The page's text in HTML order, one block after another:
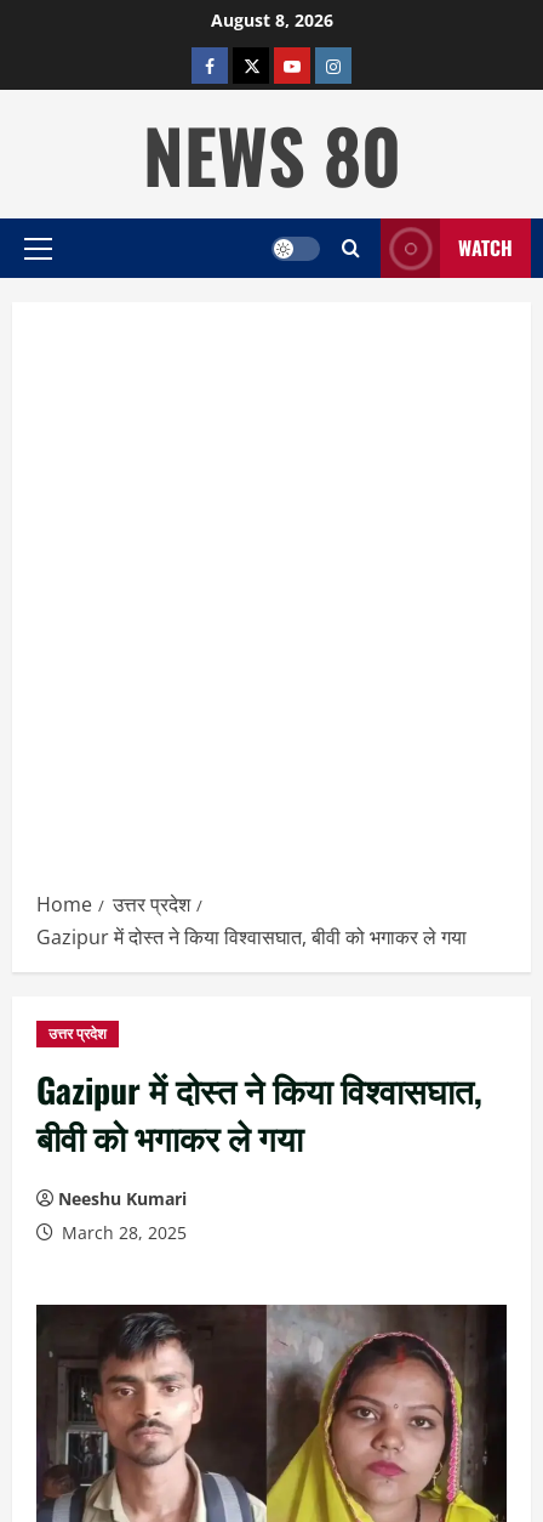
August 8, 2026
facebooktwitterYOUTUBE
instagram
NEWS 80
Primary
WATCH
Home
उत्तर प्रदेश
Gazipur में दोस्त ने किया विश्वासघात, बीवी को भगाकर ले गया
उत्तर प्रदेश
Gazipur में दोस्त ने किया विश्वासघात,
बीवी को भगाकर ले गया
Neeshu Kumari
March 28, 2025